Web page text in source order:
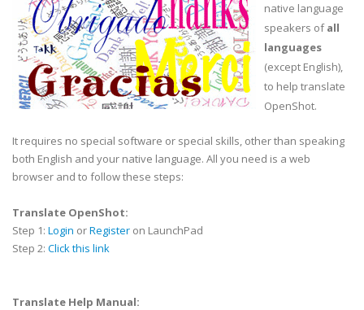
native language
speakers ofall
languages
(except English),
to help translate
OpenShot.
It requires no special software or special skills, other than speaking
both English and your native language. All you need is a web
browser and to follow these steps:
Translate OpenShot:
Step 1: Login orRegister on LaunchPad
Step 2: Click this link
Translate Help Manual: